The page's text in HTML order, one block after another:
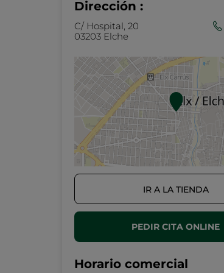
Dirección :
C/ Hospital, 20
03203 Elche
IR A LA TIENDA
PEDIR CITA ONLINE
Horario comercial